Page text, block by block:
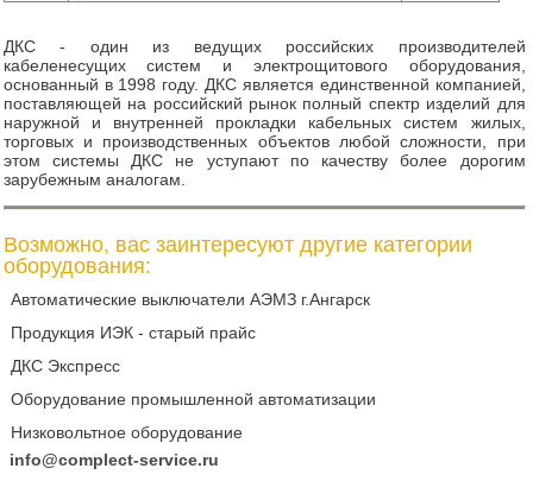
ДКС - один из ведущих российских производителей
кабеленесущих систем и электрощитового оборудования,
основанный в 1998 году. ДКС является единственной компанией,
поставляющей на российский рынок полный спектр изделий для
наружной и внутренней прокладки кабельных систем жилых,
торговых и производственных объектов любой сложности, при
этом системы ДКС не уступают по качеству более дорогим
зарубежным аналогам.
Возможно, вас заинтересуют другие категории
оборудования:
Автоматические выключатели АЭМЗ г.Ангарск
Продукция ИЭК - старый прайс
ДКС Экспресс
Оборудование промышленной автоматизации
Низковольтное оборудование
info@complect-service.ru